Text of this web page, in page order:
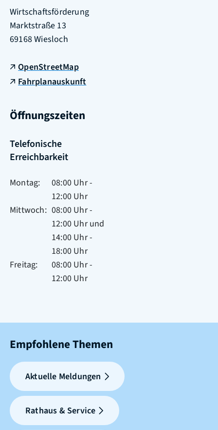
Wirtschaftsförderung
Marktstraße 13
69168Wiesloch
OpenStreetMap
Fahrplanauskunft
Öffnungszeiten
Telefonische
Erreichbarkeit
Montag 08:00 Uhr-
12:00 Uhr
Mittwoch
08:00 Uhr-
12:00 Uhrund
14:00 Uhr-
18:00 Uhr
Freitag
08:00 Uhr-
12:00 Uhr
Empfohlene Themen
Aktuelle Meldungen
Rathaus & Service